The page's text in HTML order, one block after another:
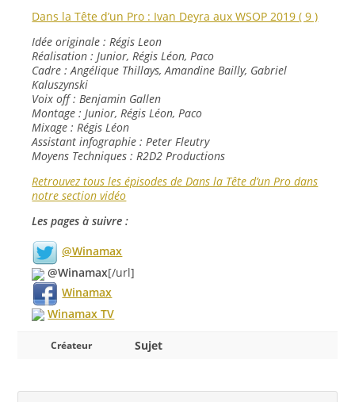
Dans la Tête d’un Pro : Ivan Deyra aux WSOP 2019 ( 9 )
Idée originale : Régis Leon
Réalisation : Junior, Régis Léon, Paco
Cadre : Angélique Thillays, Amandine Bailly, Gabriel
Kaluszynski
Voix off : Benjamin Gallen
Montage : Junior, Régis Léon, Paco
Mixage : Régis Léon
Assistant infographie : Peter Fleutry
Moyens Techniques : R2D2 Productions
Retrouvez tous les épisodes de Dans la Tête d’un Pro dans
notre section vidéo
Les pages à suivre :
@Winamax
@Winamax[/url]
Winamax
Winamax TV
Créateur Sujet